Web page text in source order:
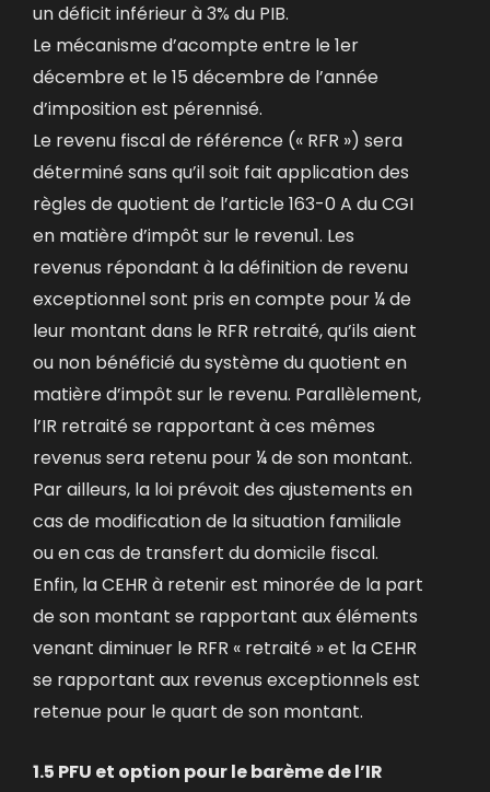
un déficit inférieur à 3% du PIB.
Le mécanisme d’acompte entre le 1er
décembre et le 15 décembre de l’année
d’imposition est pérennisé.
Le revenu fiscal de référence (« RFR ») sera
déterminé sans qu’il soit fait application des
règles de quotient de l’article 163-0 A du CGI
en matière d’impôt sur le revenu1. Les
revenus répondant à la définition de revenu
exceptionnel sont pris en compte pour ¼ de
leur montant dans le RFR retraité, qu’ils aient
ou non bénéficié du système du quotient en
matière d’impôt sur le revenu. Parallèlement,
l’IR retraité se rapportant à ces mêmes
revenus sera retenu pour ¼ de son montant.
Par ailleurs, la loi prévoit des ajustements en
cas de modification de la situation familiale
ou en cas de transfert du domicile fiscal.
Enfin, la CEHR à retenir est minorée de la part
de son montant se rapportant aux éléments
venant diminuer le RFR « retraité » et la CEHR
se rapportant aux revenus exceptionnels est
retenue pour le quart de son montant.
1.5 PFU et option pour le barème de l’IR